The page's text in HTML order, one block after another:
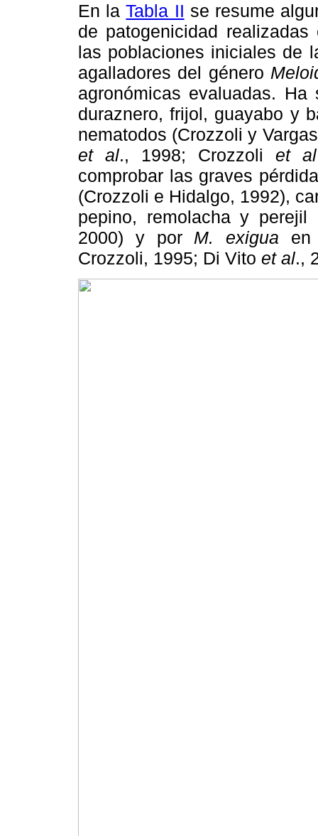
En laTabla II se resume
de patogenicidad
las poblaciones iniciales de
agalladores del género
agronómicas evaluadas.
duraznero, frijol, guayabo y
nematodos (Crozzoli y
et al., 1998; Crozzoli et al
comprobar las graves
(Crozzoli e Hidalgo, 1992),
pepino, remolacha y
2000) y por M. exigua en
Crozzoli, 1995; Di Vito et al.,